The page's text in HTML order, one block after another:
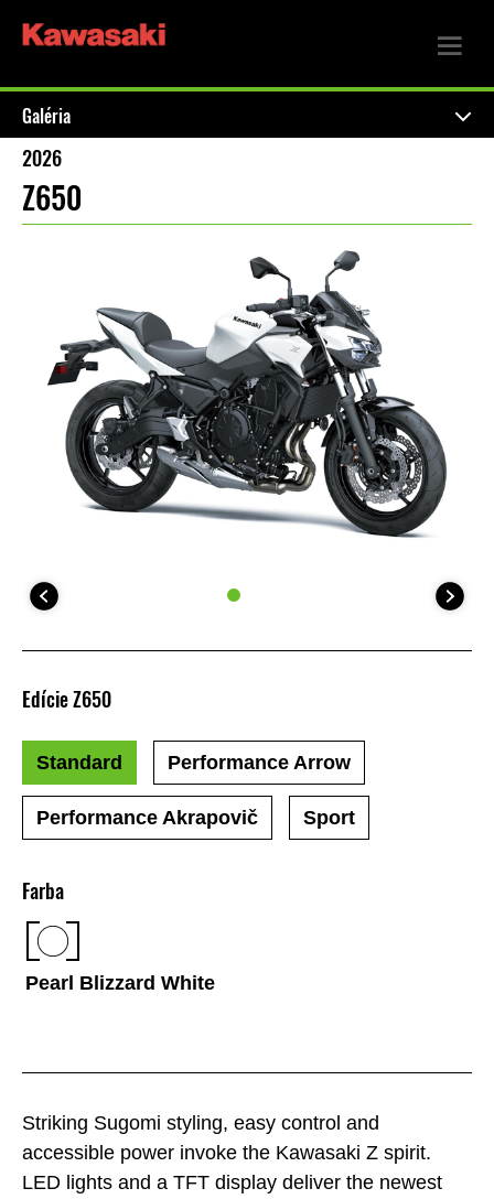
Galéria
2026
Z650
Striking Sugomi styling, easy control and
accessible power invoke the Kawasaki Z spirit.
LED lights and a TFT display deliver the newest
Farba
Pearl Blizzard White
Edície Z650
Standard Performance Arrow
Performance Akrapovič Sport